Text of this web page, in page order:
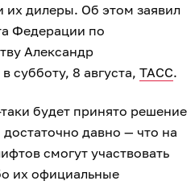
их дилеры. Об этом заявил
Федерации по
Александр
субботу, 8 августа, ТАСС.
будет принято решение
давно — что на
смогут участвовать
их официальные